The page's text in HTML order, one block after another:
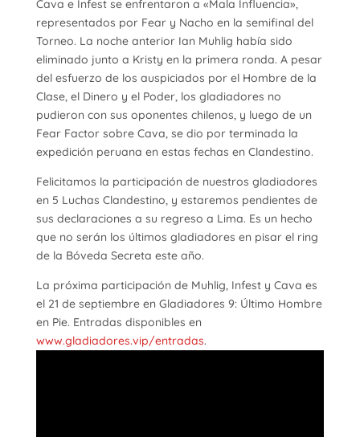
Cava e Infest se enfrentaron a «Mala Influencia»,
representados por Fear y Nacho en la semifinal del
Torneo. La noche anterior Ian Muhlig había sido
eliminado junto a Kristy en la primera ronda. A pesar
del esfuerzo de los auspiciados por el Hombre de la
Clase, el Dinero y el Poder, los gladiadores no
pudieron con sus oponentes chilenos, y luego de un
Fear Factor sobre Cava, se dio por terminada la
expedición peruana en estas fechas en Clandestino.
Felicitamos la participación de nuestros gladiadores
en 5 Luchas Clandestino, y estaremos pendientes de
sus declaraciones a su regreso a Lima. Es un hecho
que no serán los últimos gladiadores en pisar el ring
de la Bóveda Secreta este año.
La próxima participación de Muhlig, Infest y Cava es
el 21 de septiembre en Gladiadores 9: Último Hombre
en Pie. Entradas disponibles en
www.gladiadores.vip/entradas.